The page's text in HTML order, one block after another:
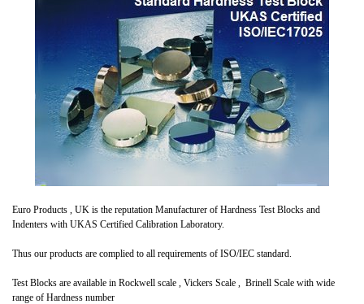
Euro Products , UK is the reputation Manufacturer of Hardness Test Blocks and
Indenters with UKAS Certified Calibration Laboratory.
Thus our products are complied to all requirements of ISO/IEC standard.
Test Blocks are available in Rockwell scale , Vickers Scale , Brinell Scale with wide
range of Hardness number